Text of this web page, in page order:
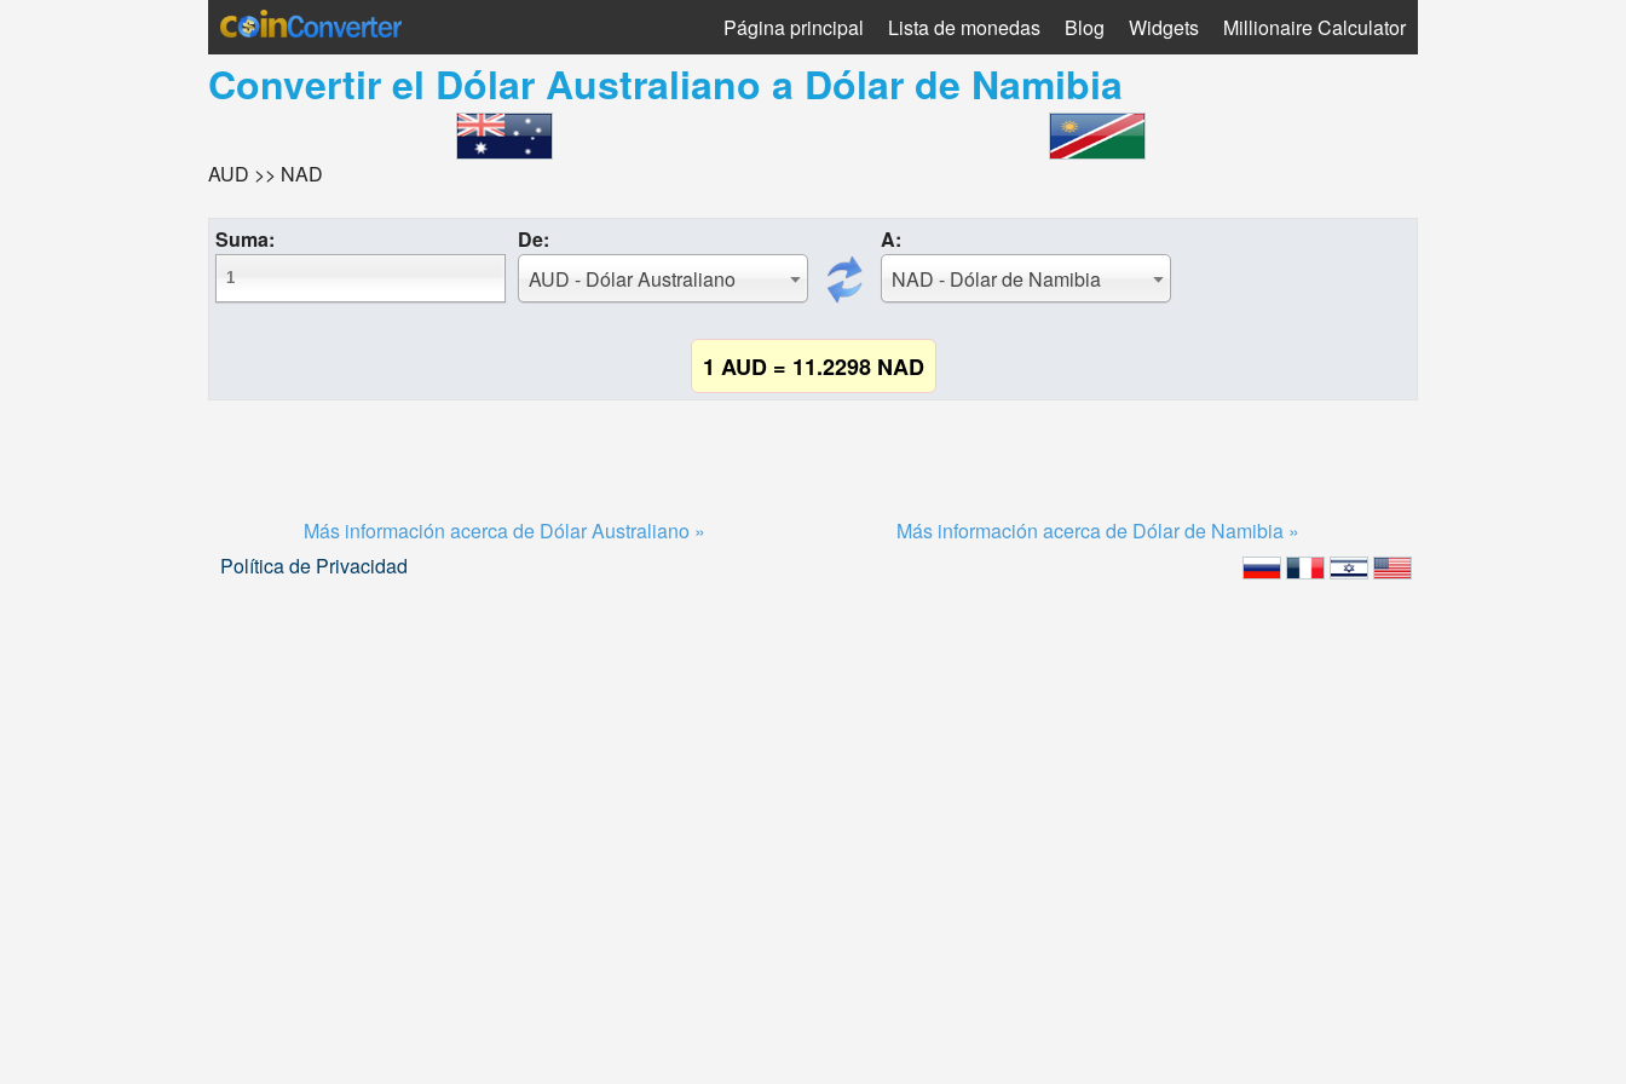
Página principal Lista de monedas Blog Widgets Millionaire Calculator
Convertir el Dólar Australiano a Dólar de Namibia
AUD >> NAD
Suma:
De:
AUD - Dólar Australiano
A:
NAD - Dólar de Namibia
1 AUD = 11.2298 NAD
Más información acerca de Dólar Australiano »
Más información acerca de Dólar de Namibia »
Política de Privacidad